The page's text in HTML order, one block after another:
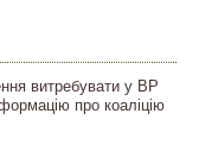
витребувати у ВР
про коаліцію